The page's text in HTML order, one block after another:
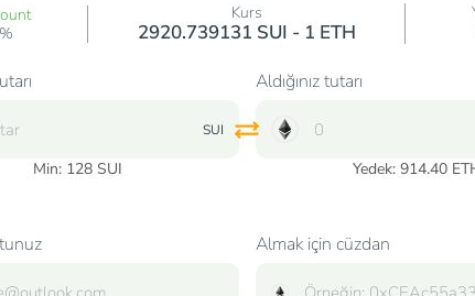
Kurs
2920.739131 SUI - 1 ETH
SUI
Min: 128SUI
Aldığınız tutarı
Yedek: 914.40
Almak için cüzdan